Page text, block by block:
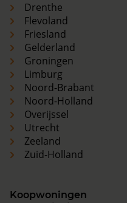
Drenthe
Flevoland
Friesland
Gelderland
Groningen
Limburg
Noord-Brabant
Noord-Holland
Overijssel
Utrecht
Zeeland
Zuid-Holland
Koopwoningen